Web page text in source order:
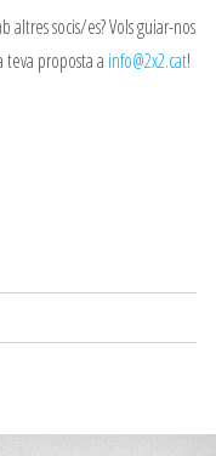
altres socis/es? Vols guiar-nos
teva proposta a info@2x2.cat!